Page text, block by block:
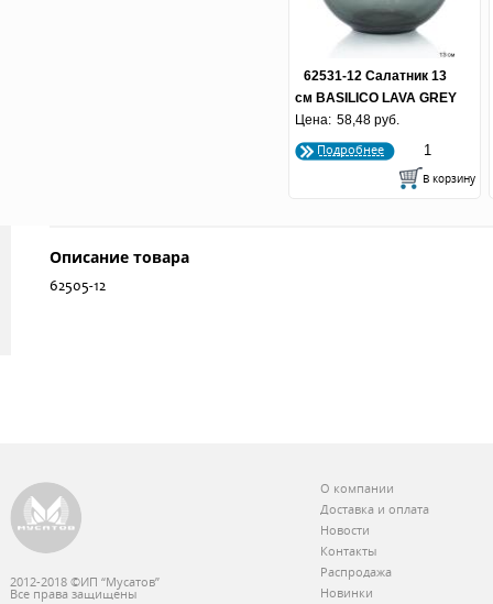
62531-12 Салатник 13
см BASILICO LAVA GREY
1/12
Цена: 58,48 руб.
Подробнее
Описание товара
62505-12
2012-2018 ©ИП “Мусатов”
Все права защищены
О компании
Доставка и оплата
Новости
Контакты
Распродажа
Новинки